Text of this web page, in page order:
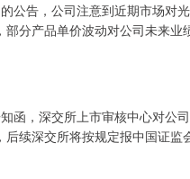
告，公司注意到近期市场对
分产品单价波动对公司未来业
，深交所上市审核中心对公
续深交所将按规定报中国证监